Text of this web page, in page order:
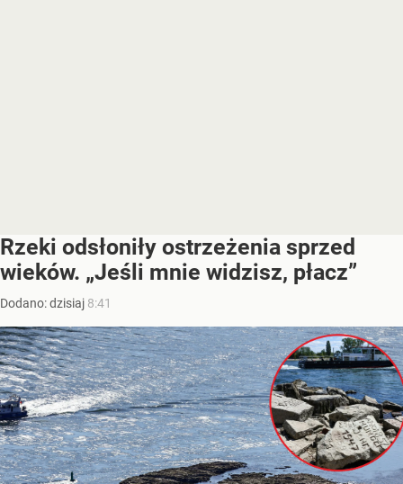
Rzeki odsłoniły ostrzeżenia sprzed
wieków. „Jeśli mnie widzisz, płacz”
Dodano:dzisiaj 8:41